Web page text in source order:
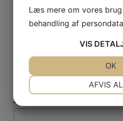
Telefonnummer
E-mail
Læs mere om vores
behandling af persondata
VIS
AFVIS
OK